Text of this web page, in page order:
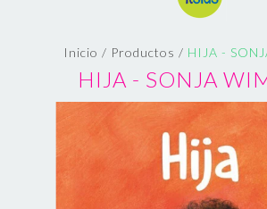
Inicio / Productos / HIJA -
HIJA - SONJA